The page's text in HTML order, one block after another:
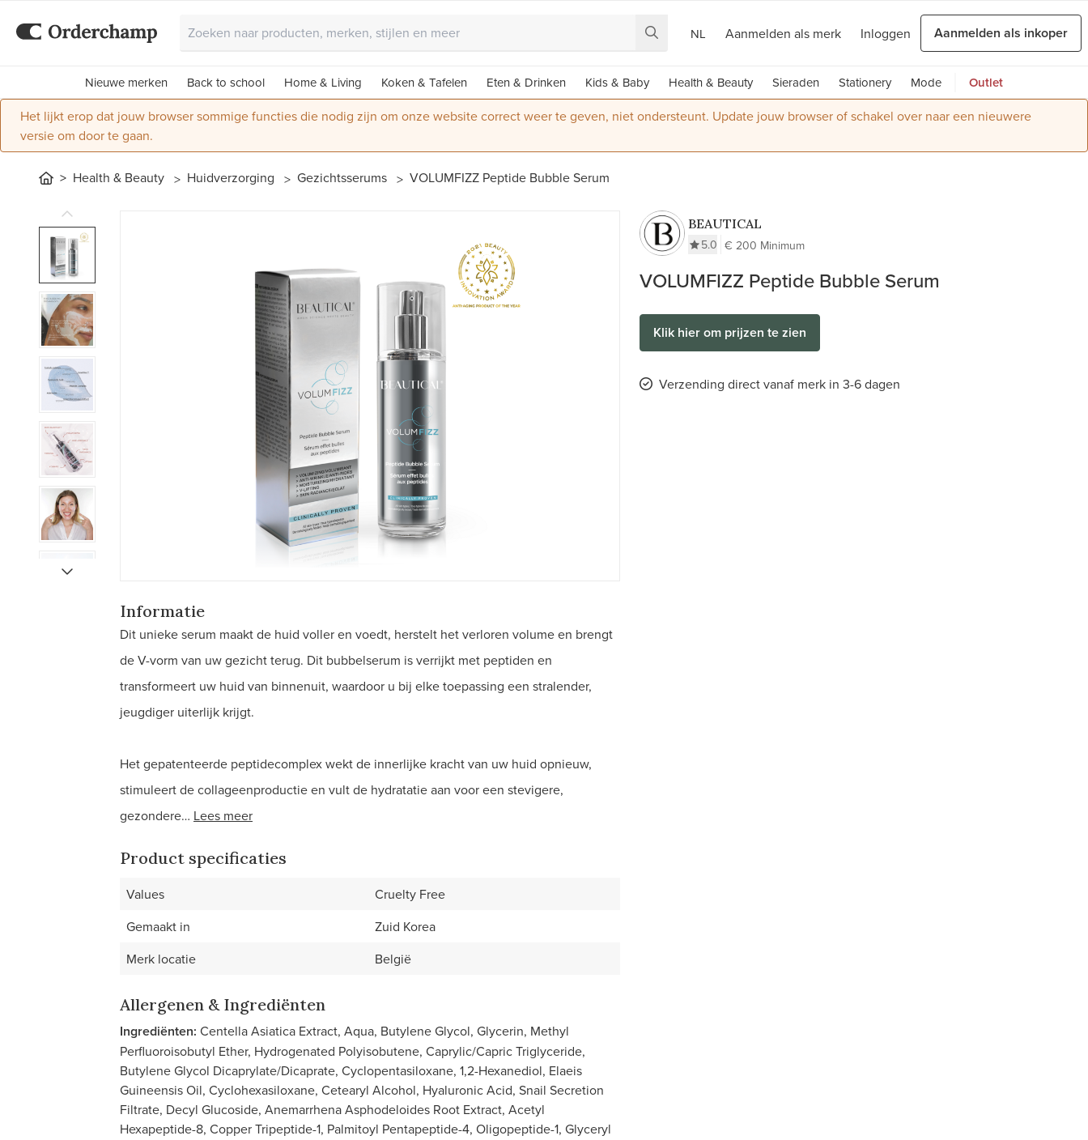
NL Aanmelden als merk Inloggen Aanmelden als inkoper
Nieuwe merken Back to school Home & Living Koken & Tafelen Eten & Drinken Kids & Baby Health & Beauty Sieraden Stationery Mode Outlet
Het lijkt erop dat jouw browser sommige functies die nodig zijn om onze website correct weer te geven, niet ondersteunt. Update jouw browser of schakel over naar een nieuwere
versie om door te gaan.
Health & Beauty Huidverzorging Gezichtsserums VOLUMFIZZ Peptide Bubble Serum
BEAUTICAL
5.0 € 200 Minimum
VOLUMFIZZ Peptide Bubble Serum
Klik hier om prijzen te zien
Verzending direct vanaf merk in 3-6 dagen
Informatie
Dit unieke serum maakt de huid voller en voedt, herstelt het verloren volume en brengt
de V-vorm van uw gezicht terug. Dit bubbelserum is verrijkt met peptiden en
transformeert uw huid van binnenuit, waardoor u bij elke toepassing een stralender,
jeugdiger uiterlijk krijgt.
Het gepatenteerde peptidecomplex wekt de innerlijke kracht van uw huid opnieuw,
stimuleert de collageenproductie en vult de hydratatie aan voor een stevigere,
gezondere… Lees meer
Product specificaties
Values
Cruelty Free
Gemaakt in
Zuid Korea
Merk locatie
België
Allergenen & Ingrediënten
Ingrediënten: Centella Asiatica Extract, Aqua, Butylene Glycol, Glycerin, Methyl
Perfluoroisobutyl Ether, Hydrogenated Polyisobutene, Caprylic/Capric Triglyceride,
Butylene Glycol Dicaprylate/Dicaprate, Cyclopentasiloxane, 1,2-Hexanediol, Elaeis
Guineensis Oil, Cyclohexasiloxane, Cetearyl Alcohol, Hyaluronic Acid, Snail Secretion
Filtrate, Decyl Glucoside, Anemarrhena Asphodeloides Root Extract, Acetyl
Hexapeptide-8, Copper Tripeptide-1, Palmitoyl Pentapeptide-4, Oligopeptide-1, Glyceryl